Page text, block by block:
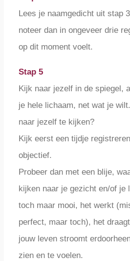
Lees je naamgedicht uit stap
noteer dan in ongeveer drie
op dit moment voelt.
Stap 5
Kijk naar jezelf in de spiegel,
je hele lichaam, net wat je
naar jezelf te kijken?
Kijk eerst een tijdje
objectief.
Probeer dan met een blije,
kijken naar je gezicht en/of je
toch maar mooi, het werkt
perfect, maar toch), het
jouw leven stroomt
zien en te voelen.